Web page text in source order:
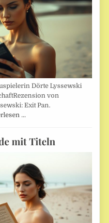
Dörte Lyssewski
von
Exit Pan.
…
mit Titeln